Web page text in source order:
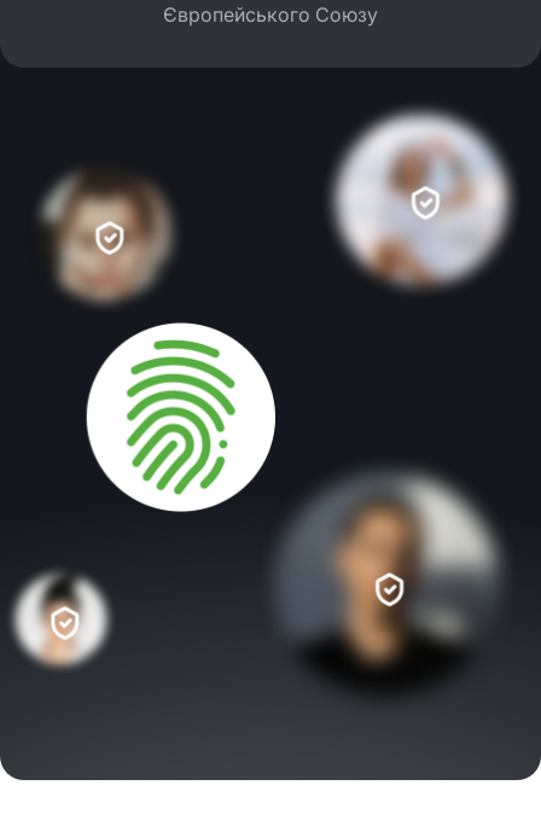
Європейського Союзу